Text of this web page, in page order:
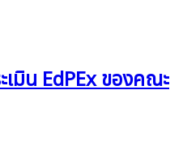
มิน EdPEx ของคณะ